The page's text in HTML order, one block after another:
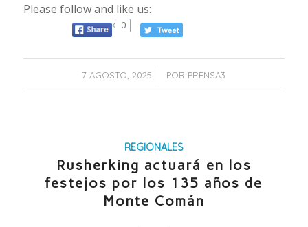
Please follow and like us:
0
7 AGOSTO, 2025
/ POR PRENSA3
REGIONALES
Rusherking actuará en los
festejos por los 135 años de
Monte Comán